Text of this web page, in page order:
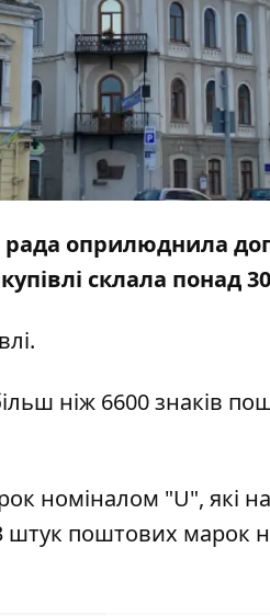
оприлюднила
склала понад
ніж 6600 знаків
номіналом "U", які
штук поштових марок